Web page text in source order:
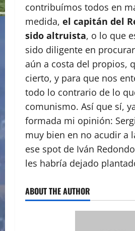
contribuímos todos en
medida, el capitán del
sido altruista, o lo que
sido diligente en
aún a costa del propios,
cierto, y para que nos
todo lo contrario de lo
comunismo. Así que sí,
formada mi opinión:
muy bien en no acudir a
ese spot de Iván
les habría dejado
ABOUT THE AUTHOR